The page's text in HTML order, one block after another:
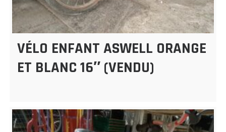
VÉLO ENFANT ASWELL ORANGE
ET BLANC 16″ (VENDU)